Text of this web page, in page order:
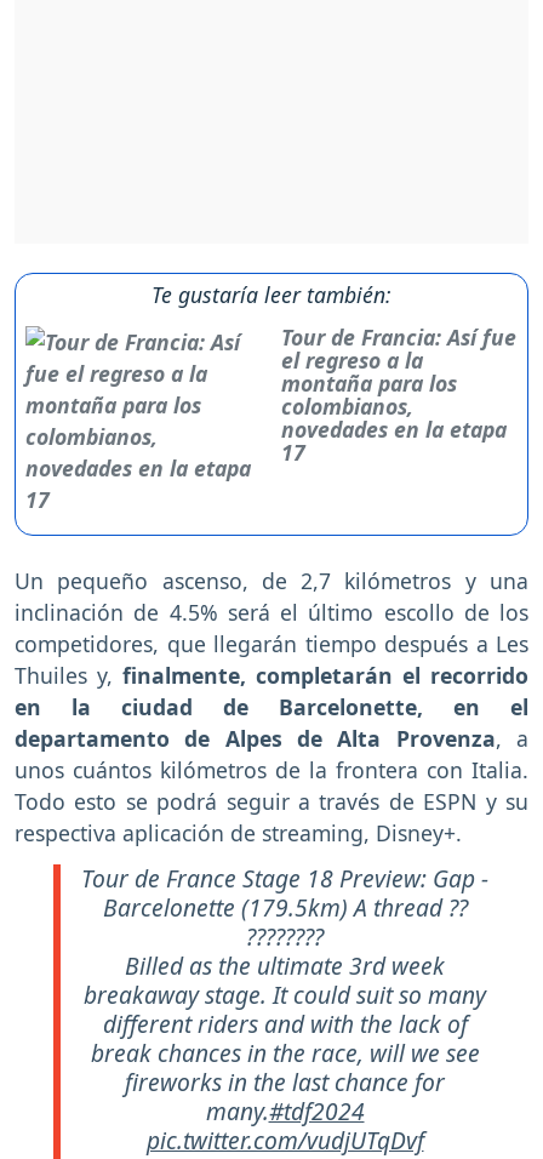
Te gustaría leer también:
Tour de Francia: Así fue
el regreso a la
montaña para los
colombianos,
novedades en la etapa
17
Un pequeño ascenso, de 2,7 kilómetros y una
inclinación de 4.5% será el último escollo de los
competidores, que llegarán tiempo después a Les
Thuiles y, finalmente, completarán el recorrido
en la ciudad de Barcelonette, en el
departamento de Alpes de Alta Provenza, a
unos cuántos kilómetros de la frontera con Italia.
Todo esto se podrá seguir a través de ESPN y su
respectiva aplicación de streaming, Disney+.
Tour de France Stage 18 Preview: Gap -
Barcelonette (179.5km) A thread ??
????????
Billed as the ultimate 3rd week
breakaway stage. It could suit so many
different riders and with the lack of
break chances in the race, will we see
fireworks in the last chance for
many.#tdf2024
pic.twitter.com/vudjUTqDvf